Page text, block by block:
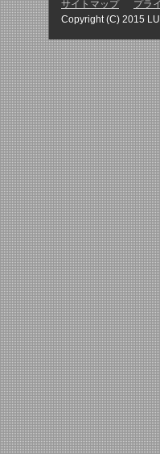
サイトマップ プラ
Copyright (C) 2015